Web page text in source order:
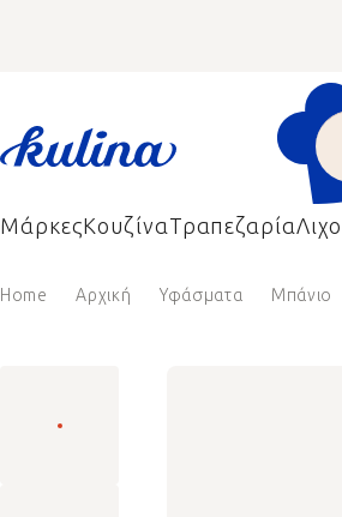
ΜάρκεςΚουζίναΤραπεζαρία
Home Αρχική Υφάσματα Μπάνιο